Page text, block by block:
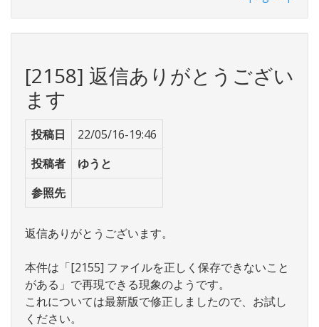
[2158] 返信ありがとうござい
ます
投稿日
22/05/16-19:46
投稿者
ゆうと
参照先
返信ありがとうございます。
本件は「[2155] ファイルを正しく保存できないこと
がある」で再現できる現象のようです。
これについては最新版で修正しましたので、お試し
ください。